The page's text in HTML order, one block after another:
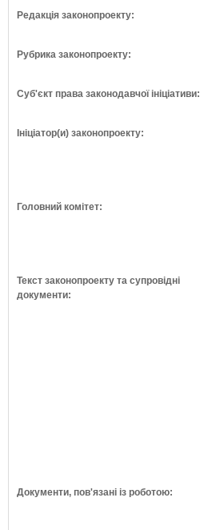
Редакція законопроекту:
Рубрика законопроекту:
Суб'єкт права законодавчої ініціативи:
Ініціатор(и) законопроекту:
Головний комітет:
Текст законопроекту та супровідні
документи:
Документи, пов'язані із роботою: